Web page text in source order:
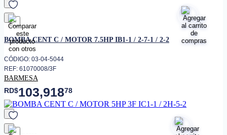
favorito
BOMBA.CENT C / MOTOR 7.5HP IB1-1 / 2-7-1 / 2-2
CÓDIGO: 03-04-5044
REF: 61070008/3F
BARMESA
RD$103,91878